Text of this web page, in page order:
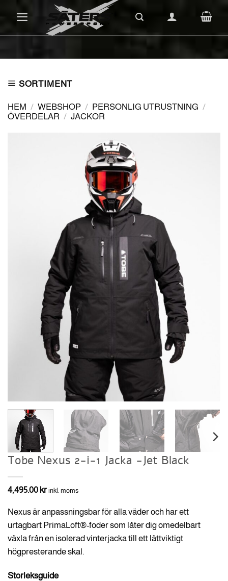
SORTIMENT
HEM / WEBSHOP / PERSONLIG UTRUSTNING /
ÖVERDELAR / JACKOR
Tobe Nexus 2-i-1 Jacka -Jet Black
4,495.00 kr inkl. moms
Nexus är anpassningsbar för alla väder och har ett
urtagbart PrimaLoft®-foder som låter dig omedelbart
växla från en isolerad vinterjacka till ett lättviktigt
högpresterande skal.
Storleksguide